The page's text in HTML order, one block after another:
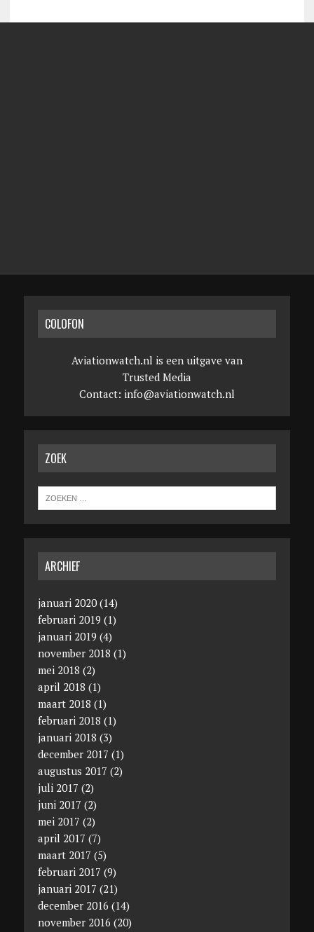
COLOFON
Aviationwatch.nl is een uitgave van
Trusted Media
Contact: info@aviationwatch.nl
ZOEK
ARCHIEF
januari 2020(14)
februari 2019 (1)
januari 2019 (4)
november 2018 (1)
mei 2018 (2)
april 2018 (1)
maart 2018 (1)
februari 2018 (1)
januari 2018 (3)
december 2017 (1)
augustus 2017 (2)
juli 2017 (2)
juni 2017 (2)
mei 2017 (2)
april 2017 (7)
maart 2017 (5)
februari 2017 (9)
januari 2017 (21)
december 2016 (14)
november 2016 (20)